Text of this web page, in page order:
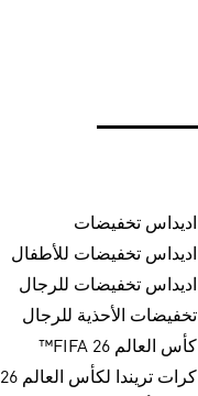
اديداس تخفيضات
اديداس تخفيضات للأطفال
اديداس تخفيضات للرجال
تخفيضات الأحذية للرجال
كأس العالم FIFA 26™